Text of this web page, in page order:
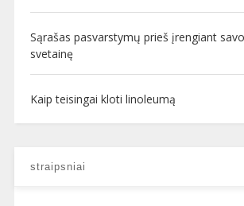
Sąrašas pasvarstymų prieš įrengiant
svetainę
Kaip teisingai kloti linoleumą
straipsniai